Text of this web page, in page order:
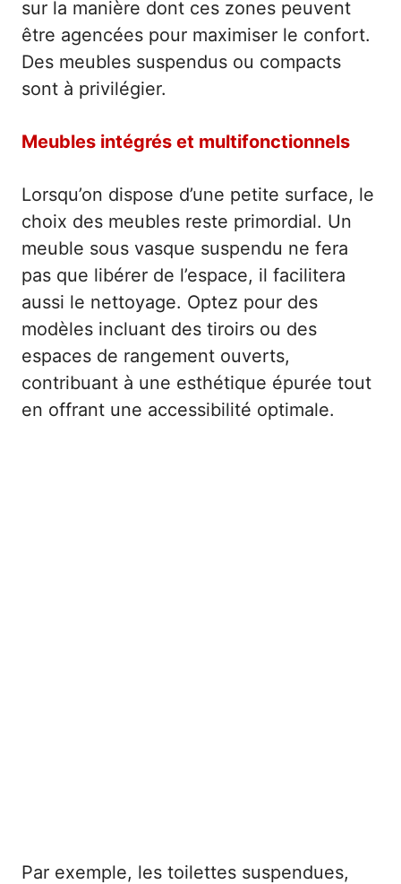
sur la manière dont ces zones peuvent
être agencées pour maximiser le confort.
Des meubles suspendus ou compacts
sont à privilégier.
Meubles intégrés et multifonctionnels
Lorsqu’on dispose d’une petite surface, le
choix des meubles reste primordial. Un
meuble sous vasque suspendu ne fera
pas que libérer de l’espace, il facilitera
aussi le nettoyage. Optez pour des
modèles incluant des tiroirs ou des
espaces de rangement ouverts,
contribuant à une esthétique épurée tout
en offrant une accessibilité optimale.
Par exemple, les toilettes suspendues,